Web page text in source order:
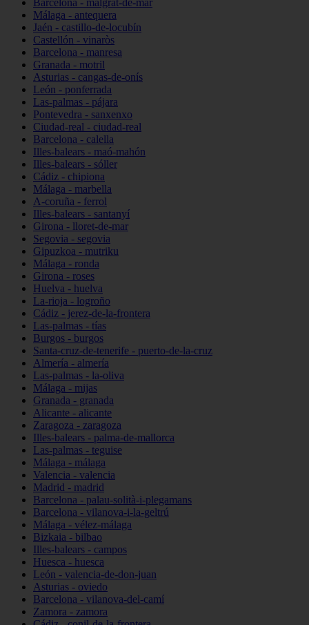
Barcelona - malgrat-de-mar
Málaga - antequera
Jaén - castillo-de-locubín
Castellón - vinaròs
Barcelona - manresa
Granada - motril
Asturias - cangas-de-onís
León - ponferrada
Las-palmas - pájara
Pontevedra - sanxenxo
Ciudad-real - ciudad-real
Barcelona - calella
Illes-balears - maó-mahón
Illes-balears - sóller
Cádiz - chipiona
Málaga - marbella
A-coruña - ferrol
Illes-balears - santanyí
Girona - lloret-de-mar
Segovia - segovia
Gipuzkoa - mutriku
Málaga - ronda
Girona - roses
Huelva - huelva
La-rioja - logroño
Cádiz - jerez-de-la-frontera
Las-palmas - tías
Burgos - burgos
Santa-cruz-de-tenerife - puerto-de-la-cruz
Almería - almería
Las-palmas - la-oliva
Málaga - mijas
Granada - granada
Alicante - alicante
Zaragoza - zaragoza
Illes-balears - palma-de-mallorca
Las-palmas - teguise
Málaga - málaga
Valencia - valencia
Madrid - madrid
Barcelona - palau-solità-i-plegamans
Barcelona - vilanova-i-la-geltrú
Málaga - vélez-málaga
Bizkaia - bilbao
Illes-balears - campos
Huesca - huesca
León - valencia-de-don-juan
Asturias - oviedo
Barcelona - vilanova-del-camí
Zamora - zamora